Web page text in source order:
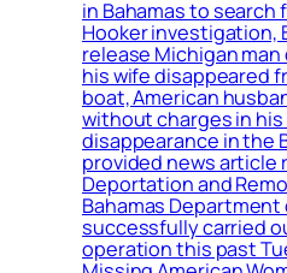
in Bahamas to search
Hooker investigation,
release Michigan
his wife disappeared
boat, American
without charges in his
disappearance in the
provided news
Deportation and
Bahamas
successfully carried
operation this past